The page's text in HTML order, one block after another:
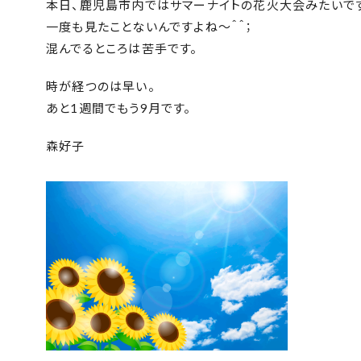
本日、鹿児島市内ではサマーナイトの花火大会みたいで
一度も見たことないんですよね～＾＾；
混んでるところは苦手です。
時が経つのは早い。
あと1週間でもう9月です。
森好子